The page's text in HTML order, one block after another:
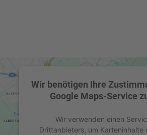
Wir benötigen Ihre
Google Maps-Service
Wir verwenden einen
Drittanbieters, um Karteninhalte